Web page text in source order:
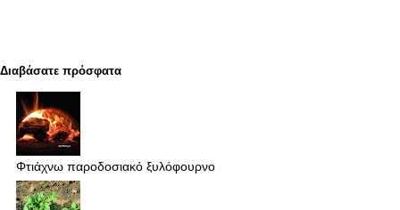
Διαβάσατε πρόσφατα
Φτιάχνω παροδοσιακό ξυλόφουρνο